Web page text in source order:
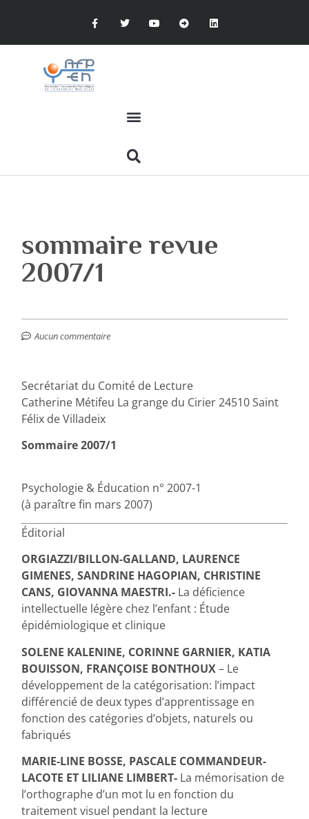
sommaire revue
2007/1
Aucun commentaire
Secrétariat du Comité de Lecture
Catherine Métifeu La grange du Cirier 24510 Saint
Félix de Villadeix
Sommaire 2007/1
Psychologie & Éducation n° 2007-1
(à paraître fin mars 2007)
Éditorial
ORGIAZZI/BILLON-GALLAND, LAURENCE
GIMENES, SANDRINE HAGOPIAN, CHRISTINE
CANS, GIOVANNA MAESTRI.- La déficience
intellectuelle légère chez l’enfant : Étude
épidémiologique et clinique
SOLENE KALENINE, CORINNE GARNIER, KATIA
BOUISSON, FRANÇOISE BONTHOUX– Le
développement de la catégorisation: l’impact
différencié de deux types d’apprentissage en
fonction des catégories d’objets, naturels ou
fabriqués
MARIE-LINE BOSSE, PASCALE COMMANDEUR-
LACOTE ET LILIANE LIMBERT- La mémorisation de
l’orthographe d’un mot lu en fonction du
traitement visuel pendant la lecture